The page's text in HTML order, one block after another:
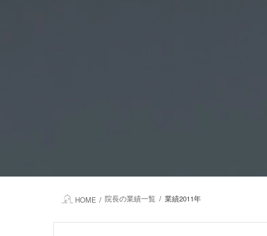
HOME 院長の業績一覧 業績2011年